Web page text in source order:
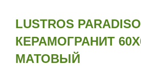
LUSTROS
КЕРАМОГРАНИТ
МАТОВЫЙ